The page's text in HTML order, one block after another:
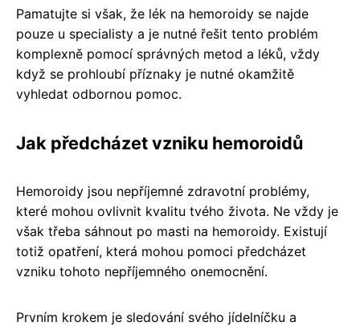
Pamatujte si však, že lék na hemoroidy se najde
pouze u specialisty a je nutné řešit tento problém
komplexně pomocí správných metod a léků, vždy
když se prohloubí příznaky je nutné okamžitě
vyhledat odbornou pomoc.
Jak předcházet vzniku hemoroidů
Hemoroidy jsou nepříjemné zdravotní problémy,
které mohou ovlivnit kvalitu tvého života. Ne vždy je
však třeba sáhnout po masti na hemoroidy. Existují
totiž opatření, která mohou pomoci předcházet
vzniku tohoto nepříjemného onemocnění.
Prvním krokem je sledování svého jídelníčku a